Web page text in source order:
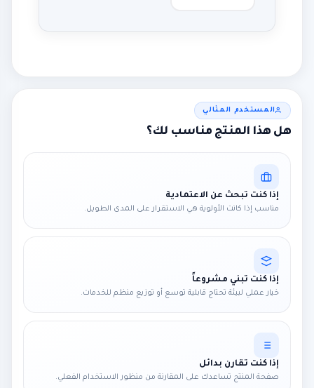
المستخدم المثالي
هل هذا المنتج مناسب لك؟
إذا كنت تبحث عن الاعتمادية
مناسب إذا كانت الأولوية هي الاستقرار على المدى الطويل.
إذا كنت تبني مشروعاً
خيار عملي لبيئة تحتاج قابلية توسع أو توزيع منظم للخدمات.
إذا كنت تقارن بدائل
صفحة المنتج تساعدك على المقارنة من منظور الاستخدام الفعلي.